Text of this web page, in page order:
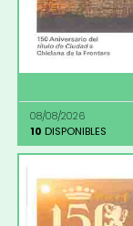
08/08/2026
10 DISPONIBLES